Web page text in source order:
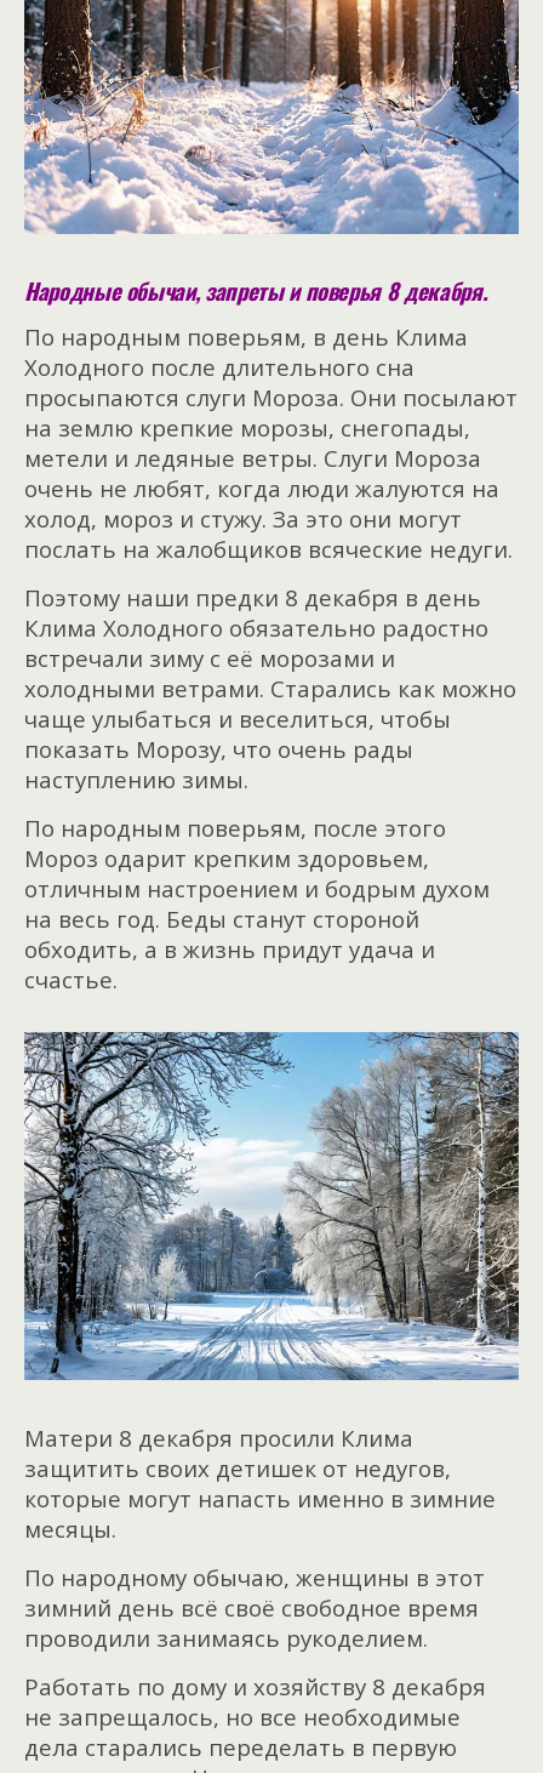
Народные обычаи, запреты и поверья 8 декабря.
По народным поверьям, в день Клима
Холодного после длительного сна
просыпаются слуги Мороза. Они посылают
на землю крепкие морозы, снегопады,
метели и ледяные ветры. Слуги Мороза
очень не любят, когда люди жалуются на
холод, мороз и стужу. За это они могут
послать на жалобщиков всяческие недуги.
Поэтому наши предки 8 декабря в день
Клима Холодного обязательно радостно
встречали зиму с её морозами и
холодными ветрами. Старались как можно
чаще улыбаться и веселиться, чтобы
показать Морозу, что очень рады
наступлению зимы.
По народным поверьям, после этого
Мороз одарит крепким здоровьем,
отличным настроением и бодрым духом
на весь год. Беды станут стороной
обходить, а в жизнь придут удача и
счастье.
Матери 8 декабря просили Клима
защитить своих детишек от недугов,
которые могут напасть именно в зимние
месяцы.
По народному обычаю, женщины в этот
зимний день всё своё свободное время
проводили занимаясь рукоделием.
Работать по дому и хозяйству 8 декабря
не запрещалось, но все необходимые
дела старались переделать в первую